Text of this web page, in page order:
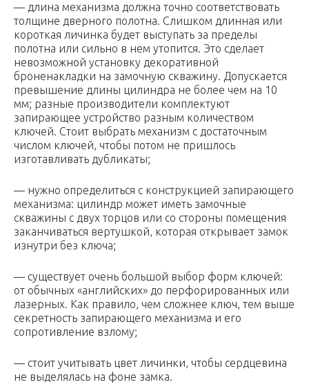
— длина механизма должна точно соответствовать
толщине дверного полотна. Слишком длинная или
короткая личинка будет выступать за пределы
полотна или сильно в нем утопится. Это сделает
невозможной установку декоративной
броненакладки на замочную скважину. Допускается
превышение длины цилиндра не более чем на 10
мм; разные производители комплектуют
запирающее устройство разным количеством
ключей. Стоит выбрать механизм с достаточным
числом ключей, чтобы потом не пришлось
изготавливать дубликаты;
— нужно определиться с конструкцией запирающего
механизма: цилиндр может иметь замочные
скважины с двух торцов или со стороны помещения
заканчиваться вертушкой, которая открывает замок
изнутри без ключа;
— существует очень большой выбор форм ключей:
от обычных «английских» до перфорированных или
лазерных. Как правило, чем сложнее ключ, тем выше
секретность запирающего механизма и его
сопротивление взлому;
— стоит учитывать цвет личинки, чтобы сердцевина
не выделялась на фоне замка.